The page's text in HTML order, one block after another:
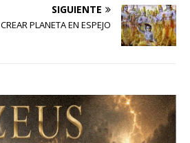
SIGUIENTE
CREAR PLANETA EN ESPEJO